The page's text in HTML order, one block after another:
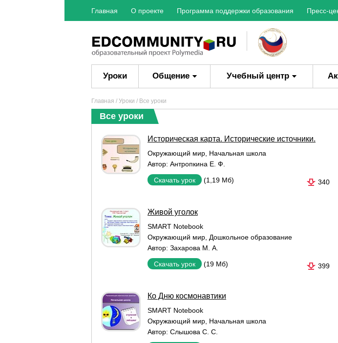
Главная О проекте Программа поддержки образования Пресс-
Уроки Общение Учебный центр
Главная / Уроки / Все уроки
Все уроки
Историческая карта. Исторические источники.
Окружающий мир Начальная школа
Автор: Антропкина Е. Ф.
Скачать урок (1,19 Мб) 340
Живой уголок
SMART Notebook
Окружающий мир Дошкольное образование
Автор: Захарова М. А.
Скачать урок (19 Мб) 399
Ко Дню космонавтики
SMART Notebook
Окружающий мир Начальная школа
Автор: Слышова С. С.